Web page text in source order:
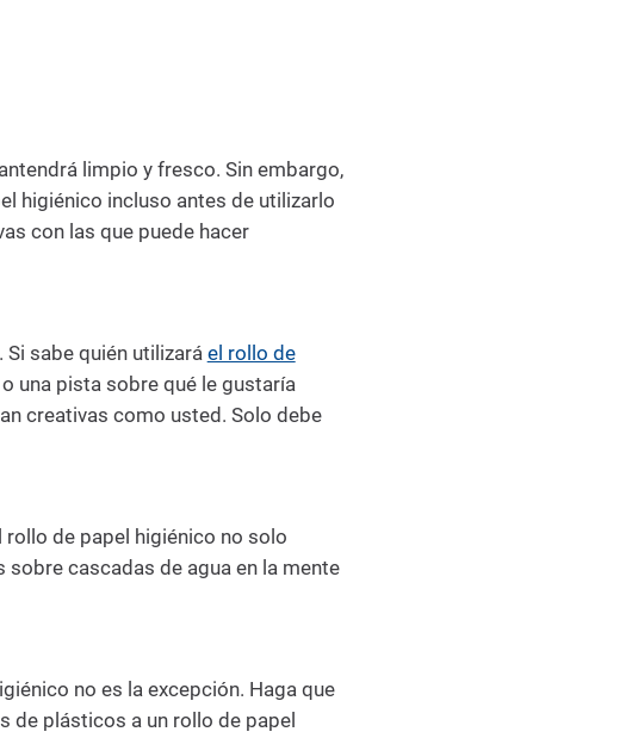
limpio y fresco. Sin embargo,
higiénico incluso antes de utilizarlo
con las que puede hacer
sabe quién utilizaráel rollo de
una pista sobre qué le gustaría
creativas como usted. Solo debe
de papel higiénico no solo
cascadas de agua en la mente
no es la excepción. Haga que
de plásticos a un rollo de papel